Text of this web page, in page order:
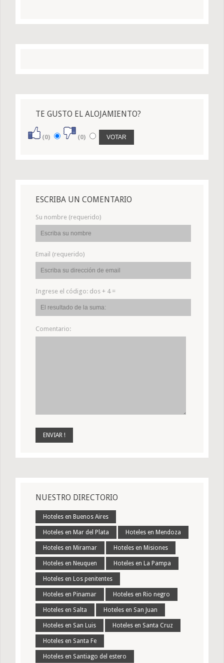
TE GUSTO EL ALOJAMIENTO?
(0) (0)
ESCRIBA UN COMENTARIO
Su nombre (requerido)
Email (requerido)
Ingrese el código: dos + 4 =
Comentario:
NUESTRO DIRECTORIO
Hoteles en Buenos Aires
Hoteles en Mar del Plata Hoteles en Mendoza
Hoteles en Miramar Hoteles en Misiones
Hoteles en Neuquen Hoteles en La Pampa
Hoteles en Los penitentes
Hoteles en Pinamar Hoteles en Rio negro
Hoteles en Salta Hoteles en San Juan
Hoteles en San Luis Hoteles en Santa Cruz
Hoteles en Santa Fe
Hoteles en Santiago del estero